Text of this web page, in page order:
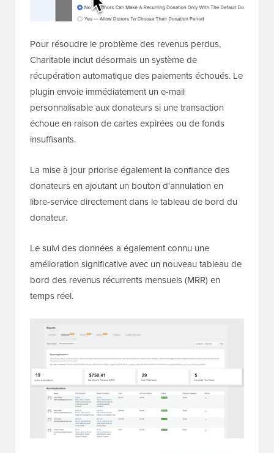
Pour résoudre le problème des revenus perdus,
Charitable inclut désormais un système de
récupération automatique des paiements échoués. Le
plugin envoie immédiatement un e-mail
personnalisable aux donateurs si une transaction
échoue en raison de cartes expirées ou de fonds
insuffisants.
La mise à jour priorise également la confiance des
donateurs en ajoutant un bouton d'annulation en
libre-service directement dans le tableau de bord du
donateur.
Le suivi des données a également connu une
amélioration significative avec un nouveau tableau de
bord des revenus récurrents mensuels (MRR) en
temps réel.